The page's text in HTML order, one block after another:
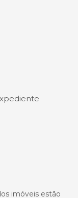
imóveis estão